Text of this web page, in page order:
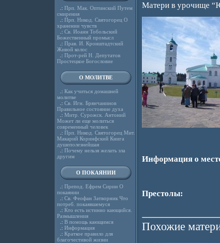
.: Прп. Мак. Оптинский Путем
смирения
.: Прп. Никод. Святогорец О
хранении чувств
.: Св. Иоанн Тобольский
Божественный промысл
.: Прав. И. Кронштадтский
Живой колос
.: Прот-рей Н. Депутатов
Простецкое Богословие
О МОЛИТВЕ
.: Как учиться домашней
молитве
.: Св. Игн. Брянчанинов
Правильное состояние духа
.: Митр. Сурожск. Антоний
Может ли еще молиться
современный человек
.: Прп. Никод. Святогорец Мит.
Макарий Коринфский Книга
душеполезнейшая
.: Почему нельзя желать зла
другим
О ПОКАЯНИИ
.: Препод. Ефрем Сирин О
покаянии
.: Св. Феофан Затворник Что
потреб. покаявшемуся
.: Кто есть истинно кающийся.
Размышления
.: В помощь кающимся
.: Информация
.: Краткое правило для
благочестивой жизни
Матери в урочище
Информация о
Престолы:
Похожие